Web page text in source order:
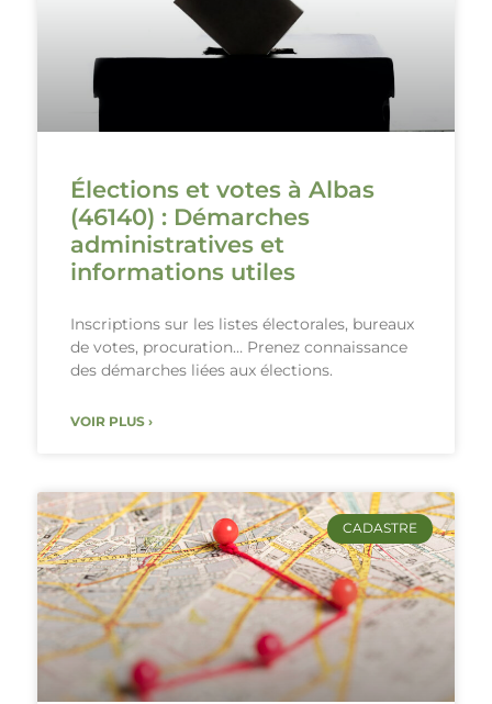
Élections et votes à Albas
(46140) : Démarches
administratives et
informations utiles
Inscriptions sur les listes électorales, bureaux
de votes, procuration… Prenez connaissance
des démarches liées aux élections.
VOIR PLUS ›
CADASTRE